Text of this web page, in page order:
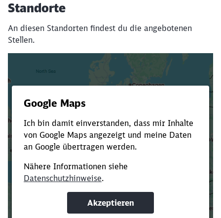
Standorte
An diesen Standorten findest du die angebotenen
Stellen.
Verkürze die Ladezeit, indem du Suchbegriffe
oder Filter hinzufügst.
Suchbegriffe eingeben